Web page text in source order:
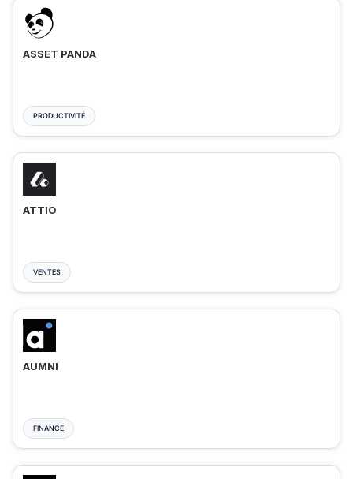
ASSET PANDA
PRODUCTIVITÉ
ATTIO
VENTES
AUMNI
FINANCE